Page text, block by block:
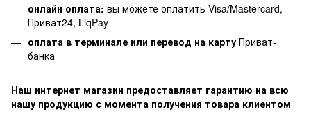
онлайн оплата: вы можете оплатить Visa/Mastercard,
Приват24, LiqPay
оплата в терминале или перевод на карту Приват-
банка
Наш интернет магазин предоставляет гарантию на всю
нашу продукцию с момента получения товара клиентом